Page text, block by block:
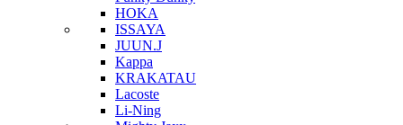
HOKA
ISSAYA
JUUN.J
Kappa
KRAKATAU
Lacoste
Li-Ning